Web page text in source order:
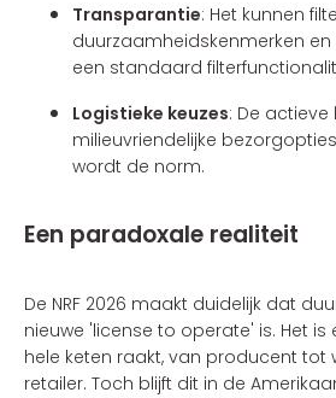
Transparantie: Het kunnen
duurzaamheidskenmerken
een standaard
Logistieke keuzes: De actieve
milieuvriendelijke
wordt de norm.
Een paradoxale realiteit
De NRF 2026 maakt duidelijk dat
nieuwe 'license to operate' is. Het
hele keten raakt, van producent tot
retailer. Toch blijft dit in de